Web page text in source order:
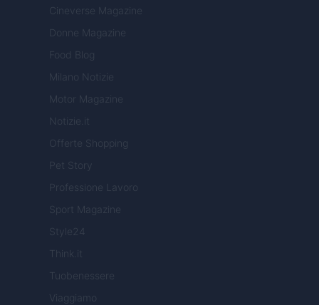
Cineverse Magazine
Donne Magazine
Food Blog
Milano Notizie
Motor Magazine
Notizie.it
Offerte Shopping
Pet Story
Professione Lavoro
Sport Magazine
Style24
Think.it
Tuobenessere
Viaggiamo